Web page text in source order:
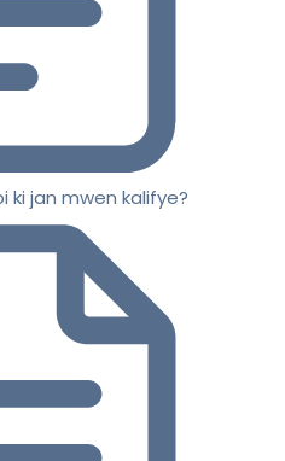
ki jan mwen kalifye?